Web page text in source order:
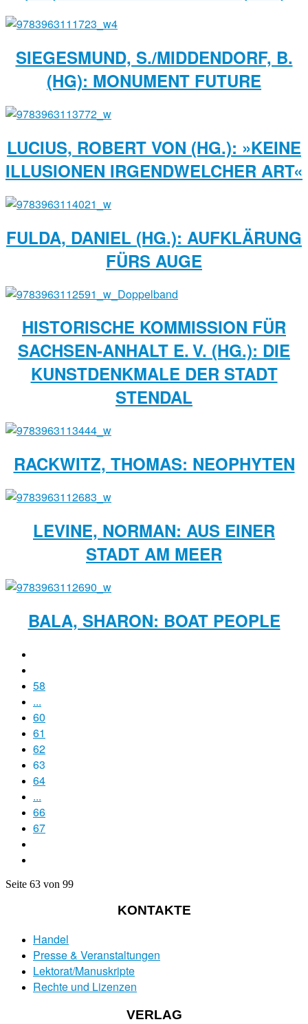
SIEGESMUND, S./MIDDENDORF, B.
(HG): MONUMENT FUTURE
LUCIUS, ROBERT VON (HG.): »KEINE
ILLUSIONEN IRGENDWELCHER ART«
FULDA, DANIEL (HG.): AUFKLÄRUNG
FÜRS AUGE
HISTORISCHE KOMMISSION FÜR
SACHSEN-­ANHALT E. V. (HG.): DIE
KUNSTDENKMALE DER STADT
STENDAL
RACKWITZ, THOMAS: NEOPHYTEN
LEVINE, NORMAN: AUS EINER
STADT AM MEER
BALA, SHARON: BOAT PEOPLE
58
...
60
61
62
63
64
...
66
67
Seite 63 von 99
KONTAKTE
Handel
Presse & Veranstaltungen
Lektorat/Manuskripte
Rechte und Lizenzen
VERLAG